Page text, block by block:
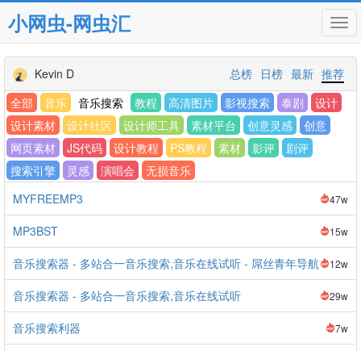
小网虫-网虫汇
Kevin D 推荐
最新
日榜
总榜
全部
音乐 音乐搜索 教程 高清图片 影视搜索 泰剧
设计
设计素材
设计社区 设计师工具 素材平台 创意灵感
创意
网页素材
JS代码 设计教程 PS教程 素材 影评
剧评
搜索引擎
灵感 演唱会
无损音乐
MYFREEMP3
47w
MP3BST 15w
音乐搜索器 - 多站合一音乐搜索,音乐在线试听 - 屌丝青年导航 12w
音乐搜索器 - 多站合一音乐搜索,音乐在线试听 29w
音乐搜索利器 7w